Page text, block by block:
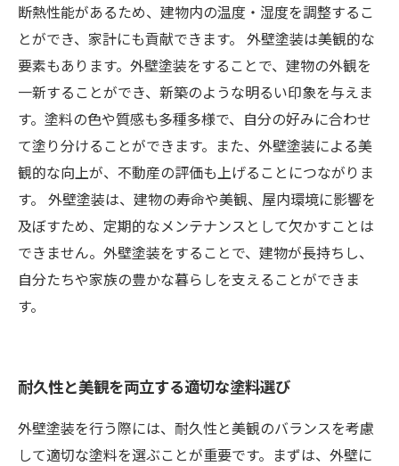
断熱性能があるため、建物内の温度・湿度を調整するこ
とができ、家計にも貢献できます。 外壁塗装は美観的な
要素もあります。外壁塗装をすることで、建物の外観を
一新することができ、新築のような明るい印象を与えま
す。塗料の色や質感も多種多様で、自分の好みに合わせ
て塗り分けることができます。また、外壁塗装による美
観的な向上が、不動産の評価も上げることにつながりま
す。 外壁塗装は、建物の寿命や美観、屋内環境に影響を
及ぼすため、定期的なメンテナンスとして欠かすことは
できません。外壁塗装をすることで、建物が長持ちし、
自分たちや家族の豊かな暮らしを支えることができま
す。
耐久性と美観を両立する適切な塗料選び
外壁塗装を行う際には、耐久性と美観のバランスを考慮
して適切な塗料を選ぶことが重要です。まずは、外壁に